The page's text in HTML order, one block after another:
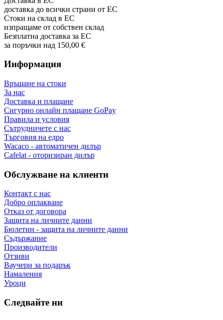
доставка до всички страни от ЕС
Стоки на склад в ЕС
изпращаме от собствен склад
Безплатна доставка за ЕС
за поръчки над 150,00 €
Информация
Връщане на стоки
За нас
Доставка и плащане
Сигурно онлайн плащане GoPay
Правила и условия
Сътрудничете с нас
Търговия на едро
Wacaco - автоматичен дилър
Cafelat - оторизиран дилър
Обслужване на клиенти
Контакт с нас
Добро оплакване
Отказ от договора
Защита на личните данни
Бюлетин - защита на личните данни
Съдържание
Производители
Отзиви
Ваучери за подарък
Намаления
Уроци
Следвайте ни